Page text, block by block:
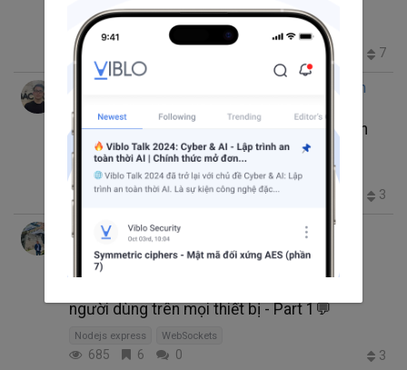
Redis System Design apache kafka
WebSockets
microservices
7
Sun* AI Research Team
Sơ lược về Azure OpenAI Realtime và cách
sử dụng nó
ContentCreator azure LLM OpenAI WebSockets
523 3 0 3
NGUYỄN ANH TUẤN
thg 4 28, 2023 9:30 SA
4 phút đọc
📱Ứng dụng trò chuyện đa nền tảng với
người dùng trên mọi thiết bị - Part 1💬
Nodejs express WebSockets
685 6 0 3